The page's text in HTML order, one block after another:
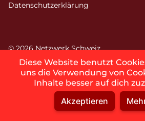
Datenschutzerklärung
© 2026 Netzwerk Schweiz
Diese Website benutzt
uns die Verwendung von
Inhalte besser auf dich
Akzeptieren